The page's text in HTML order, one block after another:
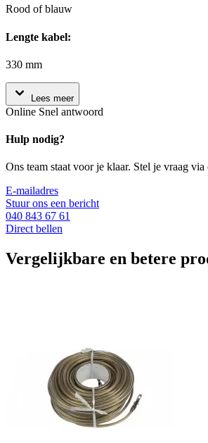
Rood of blauw
Lengte kabel:
330 mm
Lees meer
Online Snel antwoord
Hulp nodig?
Ons team staat voor je klaar. Stel je vraag
E-mailadres
Stuur ons een bericht
040 843 67 61
Direct bellen
Vergelijkbare en betere